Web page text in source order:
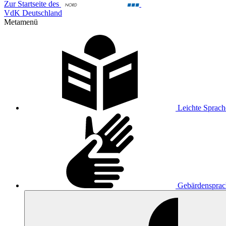
Zur Startseite des
VdK Deutschland
Metamenü
Leichte